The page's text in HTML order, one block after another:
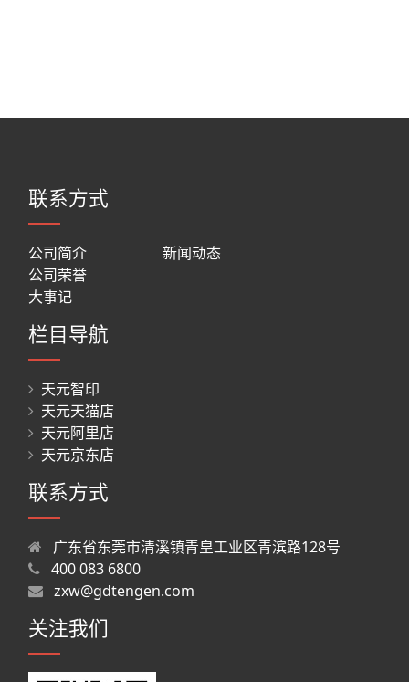
联系方式
公司简介
公司荣誉
大事记
新闻动态
栏目导航
天元智印
天元天猫店
天元阿里店
天元京东店
联系方式
广东省东莞市清溪镇青皇工业区青滨路128号
400 083 6800
zxw@gdtengen.com
关注我们